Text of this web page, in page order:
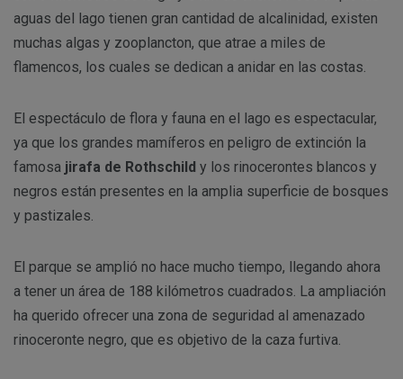
aguas del lago tienen gran cantidad de alcalinidad, existen
muchas algas y zooplancton, que atrae a miles de
flamencos, los cuales se dedican a anidar en las costas.
El espectáculo de flora y fauna en el lago es espectacular,
ya que los grandes mamíferos en peligro de extinción la
famosa jirafa de Rothschild y los rinocerontes blancos y
negros están presentes en la amplia superficie de bosques
y pastizales.
El parque se amplió no hace mucho tiempo, llegando ahora
a tener un área de 188 kilómetros cuadrados. La ampliación
ha querido ofrecer una zona de seguridad al amenazado
rinoceronte negro, que es objetivo de la caza furtiva.